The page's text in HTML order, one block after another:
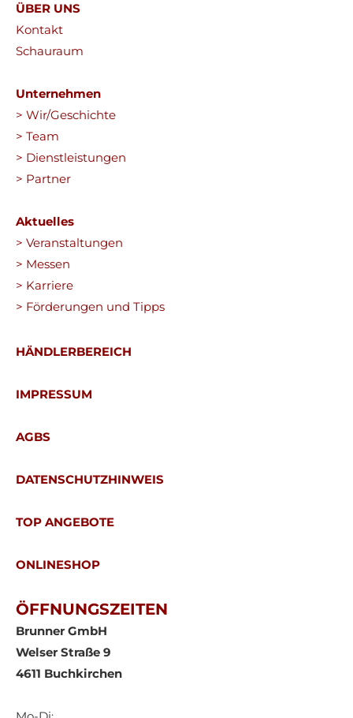
ÜBER UNS
Kontakt
Schauraum
Unternehmen
> Wir/Geschichte
> Team
> Dienstleistungen
> Partner
Aktuelles
> Veranstaltungen
> Messen
> Karriere
> Förderungen und Tipps
HÄNDLERBEREICH
IMPRESSUM
AGBS
DATENSCHUTZHINWEIS
TOP ANGEBOTE
ONLINESHOP
ÖFFNUNGSZEITEN
Brunner GmbH
Welser Straße 9
4611 Buchkirchen